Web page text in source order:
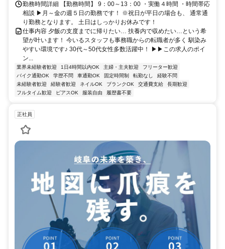
勤務時間詳細 【勤務時間】 9：00～13：00 ・実働４時間 ・時間帯応
相談 ▶月～金の週５日の勤務です！ ※祝日が平日の場合も、 通常通
り勤務となります。 土日はしっかりお休みです！
仕事内容 夕飯の支度までに帰りたい… 扶養内で収めたい…という希
望が叶います！ 今いるスタッフも事務職からの転職者が多く 馴染み
やすい環境です♪ 30代～50代女性多数活躍中！ ▶▶この求人のポイ
ン...
業界未経験者歓迎 1日4時間以内OK 主婦・主夫歓迎
フリーター歓迎
バイク通勤OK
学歴不問 車通勤OK 固定時間制 転勤なし
経験不問
未経験者歓迎
経験者歓迎 ネイルOK ブランクOK 交通費支給
長期歓迎
フルタイム歓迎
ピアスOK 服装自由 履歴書不要
正社員